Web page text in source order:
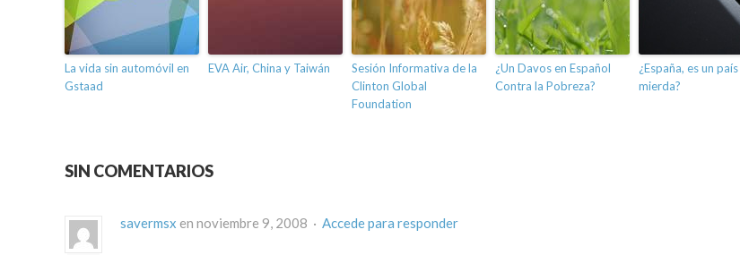
La vida sin automóvil en
Gstaad
EVA Air, China y Taiwán
Sesión Informativa de la
Clinton Global
Foundation
¿Un Davos en Español
Contra la Pobreza?
¿España, es un
mierda?
SIN COMENTARIOS
savermsx en noviembre 9, 2008 · Accede para responder